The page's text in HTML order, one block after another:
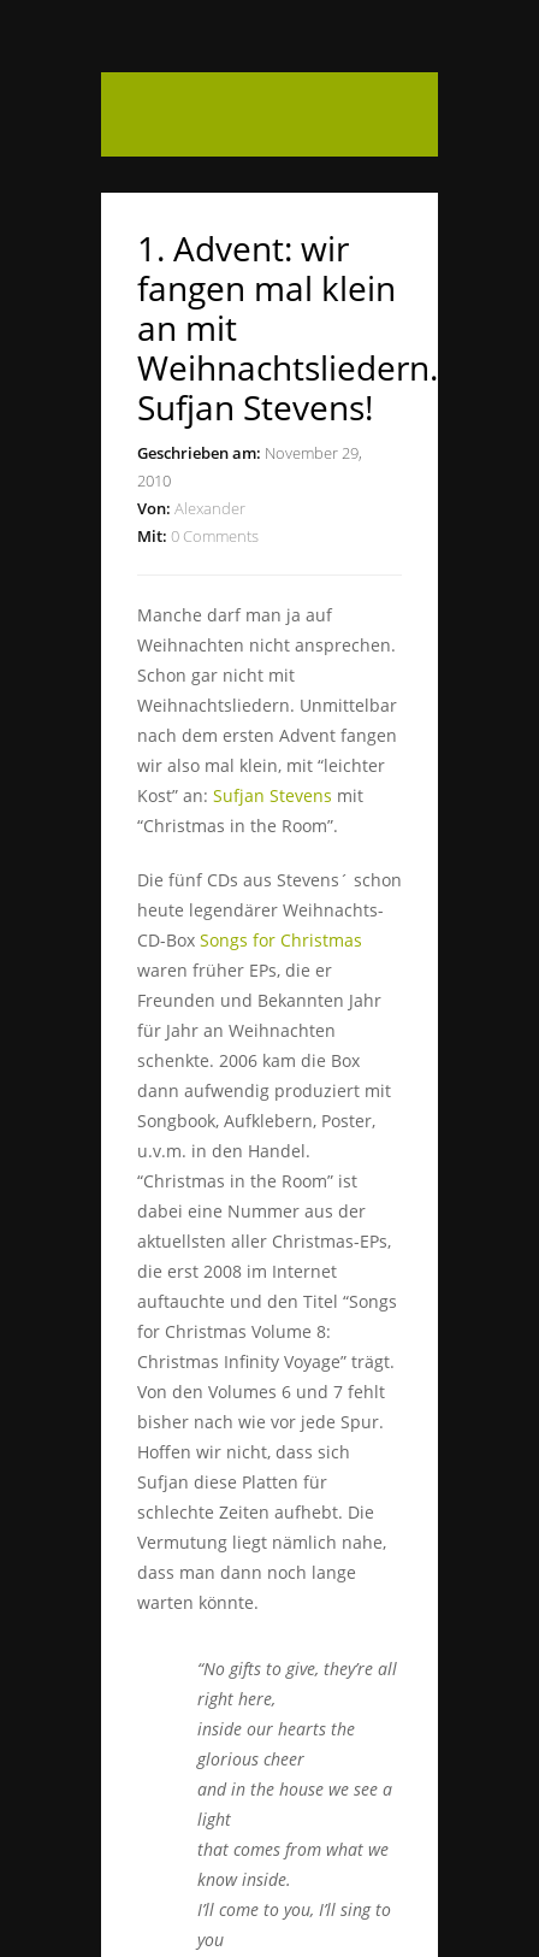
1. Advent: wir
fangen mal klein
an mit
Weihnachtsliedern.
Sufjan Stevens!
Geschrieben am: November 29,
2010
Von: Alexander
Mit: 0 Comments
Manche darf man ja auf
Weihnachten nicht ansprechen.
Schon gar nicht mit
Weihnachtsliedern. Unmittelbar
nach dem ersten Advent fangen
wir also mal klein, mit “leichter
Kost” an: Sufjan Stevens mit
“Christmas in the Room”.
Die fünf CDs aus Stevens´ schon
heute legendärer Weihnachts-
CD-Box Songs for Christmas
waren früher EPs, die er
Freunden und Bekannten Jahr
für Jahr an Weihnachten
schenkte. 2006 kam die Box
dann aufwendig produziert mit
Songbook, Aufklebern, Poster,
u.v.m. in den Handel.
“Christmas in the Room” ist
dabei eine Nummer aus der
aktuellsten aller Christmas-EPs,
die erst 2008 im Internet
auftauchte und den Titel “Songs
for Christmas Volume 8:
Christmas Infinity Voyage” trägt.
Von den Volumes 6 und 7 fehlt
bisher nach wie vor jede Spur.
Hoffen wir nicht, dass sich
Sufjan diese Platten für
schlechte Zeiten aufhebt. Die
Vermutung liegt nämlich nahe,
dass man dann noch lange
warten könnte.
“No gifts to give, they’re all
right here,
inside our hearts the
glorious cheer
and in the house we see a
light
that comes from what we
know inside.
I’ll come to you, I’ll sing to
you